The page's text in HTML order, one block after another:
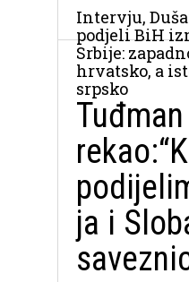
Intervju,
podjeli BiH
Srbije:
hrvatsko, a
srpsko
ja i